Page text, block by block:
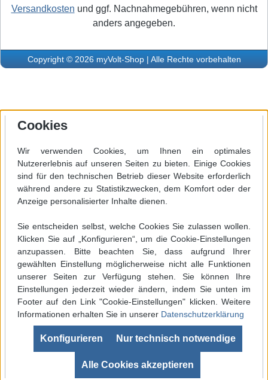
Versandkosten und ggf. Nachnahmegebühren, wenn nicht
anders angegeben.
Copyright © 2026 myVolt-Shop | Alle Rechte vorbehalten
Werkzeugleiste anzeigen
Cookies
Wir verwenden Cookies, um Ihnen ein optimales
Nutzererlebnis auf unseren Seiten zu bieten. Einige Cookies
sind für den technischen Betrieb dieser Website erforderlich
während andere zu Statistikzwecken, dem Komfort oder der
Anzeige personalisierter Inhalte dienen.
Sie entscheiden selbst, welche Cookies Sie zulassen wollen.
Klicken Sie auf „Konfigurieren“, um die Cookie-Einstellungen
anzupassen. Bitte beachten Sie, dass aufgrund Ihrer
gewählten Einstellung möglicherweise nicht alle Funktionen
unserer Seiten zur Verfügung stehen. Sie können Ihre
Einstellungen jederzeit wieder ändern, indem Sie unten im
Footer auf den Link "Cookie-Einstellungen" klicken. Weitere
Informationen erhalten Sie in unserer Datenschutzerklärung
Nur technisch notwendige
Konfigurieren
Alle Cookies akzeptieren
SEHR GUT
Bewertungen bei: ebay.de, shopvote.de ⓘ
Informationen zur Echtheit der Bewertungen